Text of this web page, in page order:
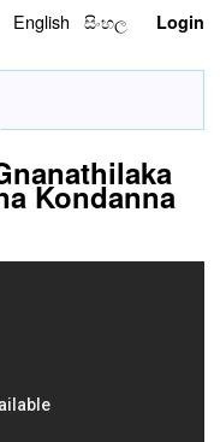
English සිංහල Login
Kondanna